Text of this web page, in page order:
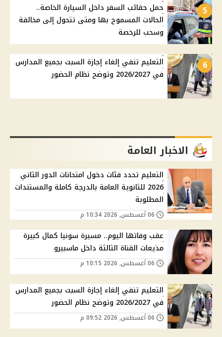
5
حمل حقائب السفر داخل السيارة الخاصة..
الحالات المسموح بها ومتى تتحول إلى مخالفة
وسحب للرخصة
6
التعليم تنفي إلغاء إجازة السبت بجميع المدارس
في 2026/2027 وتوضح نظام الحضور
الاخبار العامة
التعليم تحدد فئات دخول امتحانات الدور الثاني
2026 للثانوية العامة بالدرجة كاملة والمستندات
المطلوبة
عقب وفاتها اليوم.. مسيرة سونيا كمال كبيرة
مذيعات القناة الثالثة داخل ماسبيرو
التعليم تنفي إلغاء إجازة السبت بجميع المدارس
في 2026/2027 وتوضح نظام الحضور